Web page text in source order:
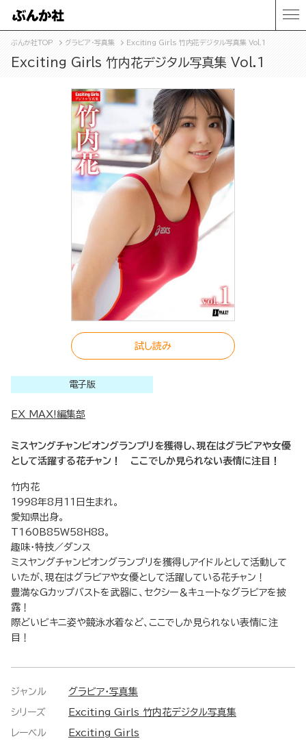
ぶんか社TOP グラビア・写真集 Exciting Girls 竹内花デジタル写真集 Vol.1
Exciting Girls 竹内花デジタル写真集 Vol.1
試し読み
電子版
EX MAX!編集部
ミスヤングチャンピオングランプリを獲得し、現在はグラビアや女優
として活躍する花チャン！ ここでしか見られない表情に注目！
竹内花
1998年8月11日生まれ。
愛知県出身。
T160B85W58H88。
趣味・特技／ダンス
ミスヤングチャンピオングランプリを獲得しアイドルとして活動して
いたが、現在はグラビアや女優として活躍している花チャン！
豊満なGカップバストを武器に、セクシー＆キュートなグラビアを披
露！
際どいビキニ姿や競泳水着など、ここでしか見られない表情に注
目！
ジャンル グラビア・写真集
シリーズ Exciting Girls 竹内花デジタル写真集
レーベル Exciting Girls